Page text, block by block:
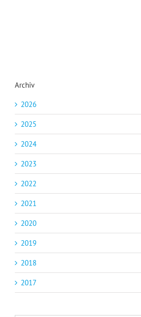
Archiv
2026
2025
2024
2023
2022
2021
2020
2019
2018
2017